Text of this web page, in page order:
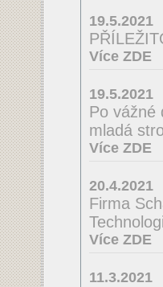
19.5.2021
Více ZDE
19.5.2021
Po vážné
mladá
Více ZDE
20.4.2021
Firma
Více ZDE
11.3.2021